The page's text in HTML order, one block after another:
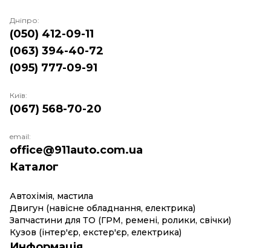
Каталог
Автохімія, мастила
Двигун (навісне обладнання, електрика)
Запчастини для ТО (ГРМ, ремені, ролики, свічки)
Кузов (інтер'єр, екстер'єр, електрика)
Дніпро:
(050) 412-09-11
(063) 394-40-72
(095) 777-09-91
Київ:
(067) 568-70-20
email:
office@911auto.com.ua